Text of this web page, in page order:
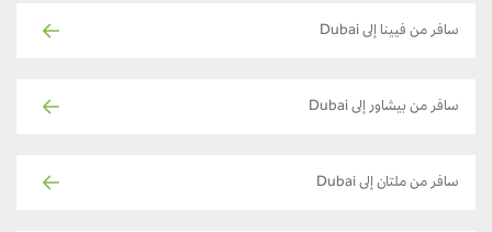
سافر من فيينا إلى Dubai
سافر من بيشاور إلى Dubai
سافر من ملتان إلى Dubai